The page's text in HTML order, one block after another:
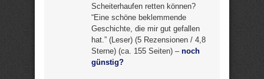
Scheiterhaufen retten können?
“Eine schöne beklemmende
Geschichte, die mir gut gefallen
hat.” (Leser) (5 Rezensionen / 4,8
Sterne) (ca. 155 Seiten) – noch
günstig?